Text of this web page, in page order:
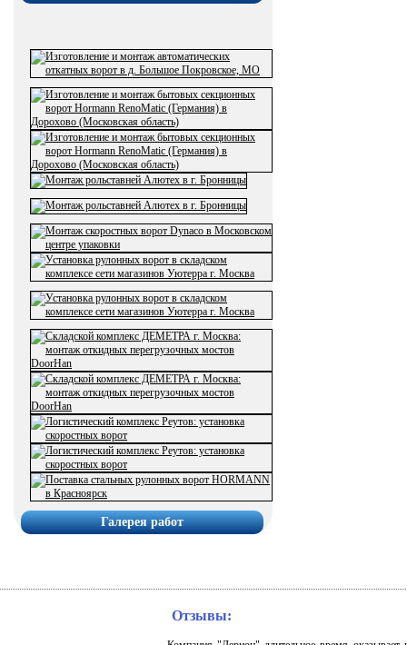
Галерея работ
Отзывы: